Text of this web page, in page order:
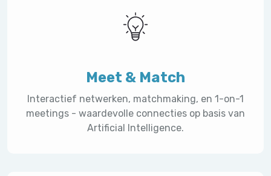
Meet & Match
Interactief netwerken, matchmaking, en 1-on-1
meetings - waardevolle connecties op basis van
Artificial Intelligence.